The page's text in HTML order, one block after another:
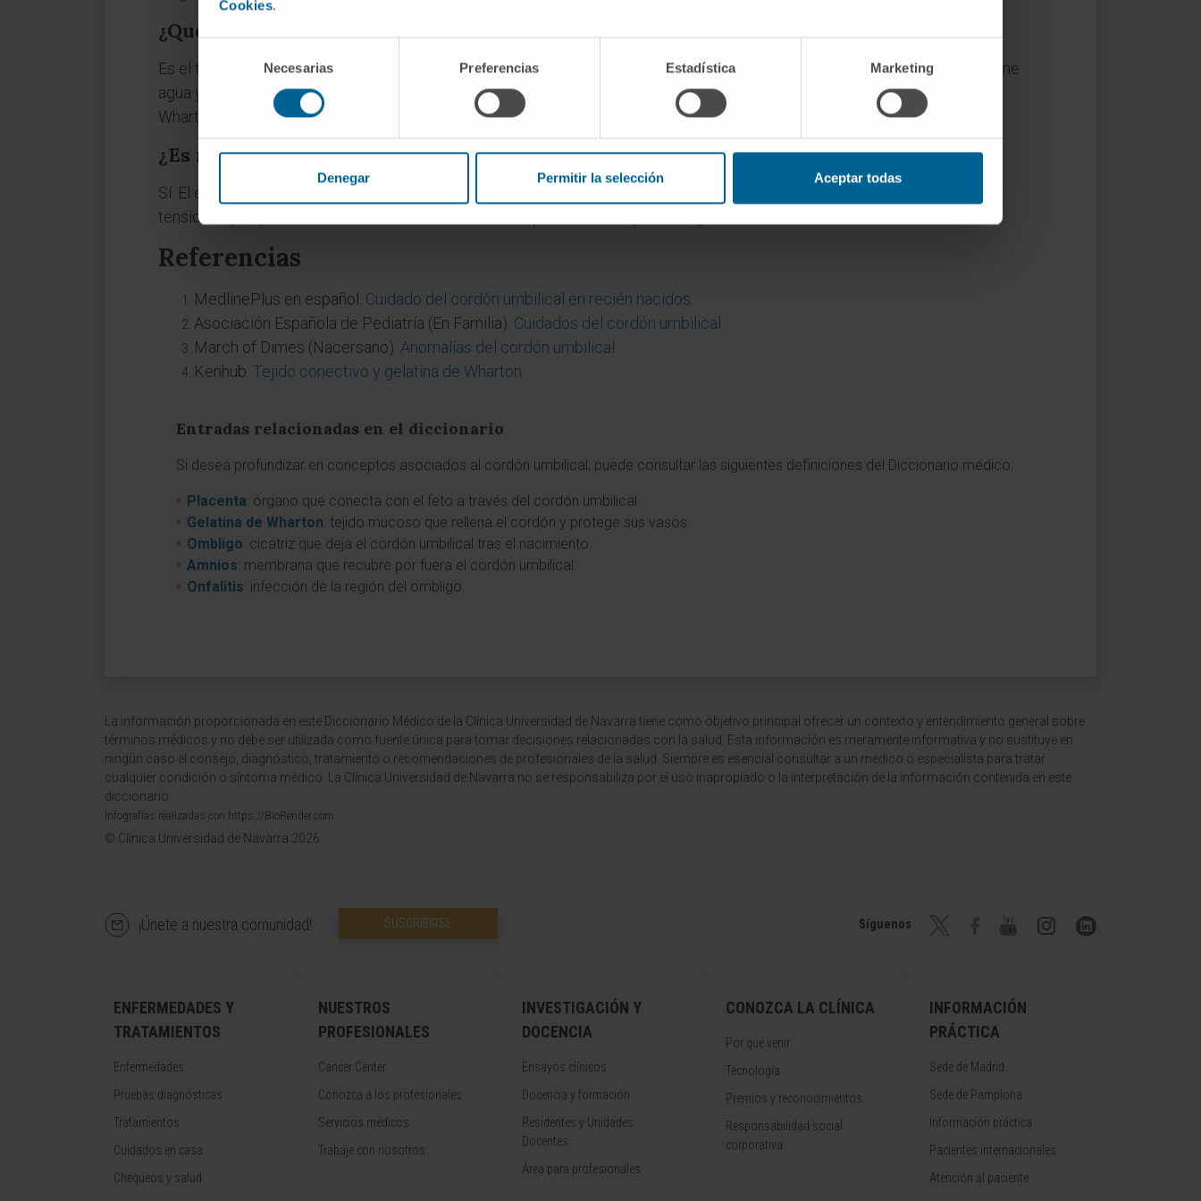
Cookies.
de
consentimiento
Necesarias Preferencias Estadística Marketing
Denegar Permitir la selección Aceptar todas
¿Qué es la gelatina de Wharton?
Es el tejido gelatinoso que rellena el cordón y envuelve sus vasos. Está formado sobre todo por ácido hialurónico, que retiene
agua y le da su textura. Su función es proteger los vasos de la compresión y las torceduras. La describió el inglés Thomas
Wharton en 1656.
¿Es normal que el cordón esté enrollado en espiral?
Sí. El enrollamiento helicoidal es la disposición habitual y se considera un rasgo de normalidad. Contribuye a repartir las
tensiones y a que el cordón resista la tracción sin comprometer el flujo de sangre en su interior.
Referencias
MedlinePlus en español. Cuidado del cordón umbilical en recién nacidos
Asociación Española de Pediatría (En Familia). Cuidados del cordón umbilical
March of Dimes (Nacersano). Anomalías del cordón umbilical
Kenhub. Tejido conectivo y gelatina de Wharton
Entradas relacionadas en el diccionario
Si desea profundizar en conceptos asociados al cordón umbilical, puede consultar las siguientes definiciones del Diccionario médico:
Placenta: órgano que conecta con el feto a través del cordón umbilical.
Gelatina de Wharton: tejido mucoso que rellena el cordón y protege sus vasos.
Ombligo: cicatriz que deja el cordón umbilical tras el nacimiento.
Amnios: membrana que recubre por fuera el cordón umbilical.
Onfalitis: infección de la región del ombligo.
La información proporcionada en este Diccionario Médico de la Clínica Universidad de Navarra tiene como objetivo principal ofrecer un contexto y entendimiento general sobre
términos médicos y no debe ser utilizada como fuente única para tomar decisiones relacionadas con la salud. Esta información es meramente informativa y no sustituye en
ningún caso el consejo, diagnóstico, tratamiento o recomendaciones de profesionales de la salud. Siempre es esencial consultar a un médico o especialista para tratar
cualquier condición o síntoma médico. La Clínica Universidad de Navarra no se responsabiliza por el uso inapropiado o la interpretación de la información contenida en este
diccionario.
Infografías realizadas con https://BioRender.com
© Clínica Universidad de Navarra 2026
¡Únete a nuestra comunidad! SUSCRIBIRSE Síguenos
ENFERMEDADES Y
TRATAMIENTOS
Enfermedades
Pruebas diagnósticas
Tratamientos
Cuidados en casa
Chequeos y salud
NUESTROS
PROFESIONALES
Cancer Center
Conozca a los profesionales
Servicios médicos
Trabaje con nosotros
INVESTIGACIÓN Y
DOCENCIA
Ensayos clínicos
Docencia y formación
Residentes y Unidades
Docentes
Área para profesionales
CONOZCA LA CLÍNICA
Por qué venir
Tecnología
Premios y reconocimientos
Responsabilidad social
corporativa
INFORMACIÓN
PRÁCTICA
Sede de Madrid
Sede de Pamplona
Información práctica
Pacientes internacionales
Atención al paciente